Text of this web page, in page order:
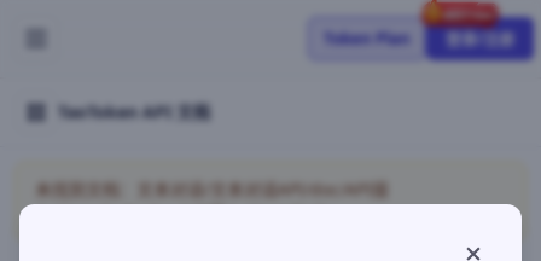
Token Plan 登录/注册
TaoToken API 文档
未找到文档：文本对话/文本对话API/doc/API接